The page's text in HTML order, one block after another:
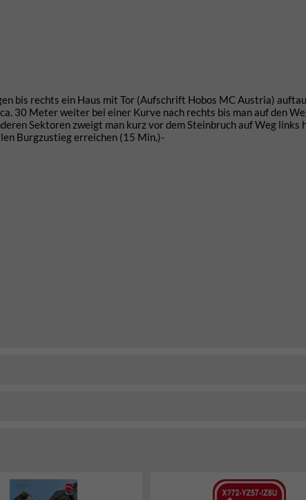
bis rechts ein Haus mit Tor (Aufschrift Hobos MC Austria)
30 Meter weiter bei einer Kurve nach rechts bis man auf den
Sektoren zweigt man kurz vor dem Steinbruch auf Weg links
Burgzustieg erreichen (15 Min.)-